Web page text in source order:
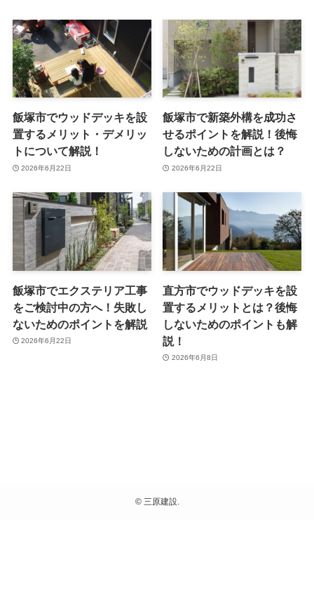
飯塚市でウッドデッキを設
置するメリット・デメリッ
トについて解説！
2026年6月22日
飯塚市で新築外構を成功さ
せるポイントを解説！後悔
しないための計画とは？
2026年6月22日
飯塚市でエクステリア工事
をご検討中の方へ！失敗し
ないためのポイントを解説
2026年6月22日
直方市でウッドデッキを設
置するメリットとは？後悔
しないためのポイントも解
説！
2026年6月8日
©三原建設.